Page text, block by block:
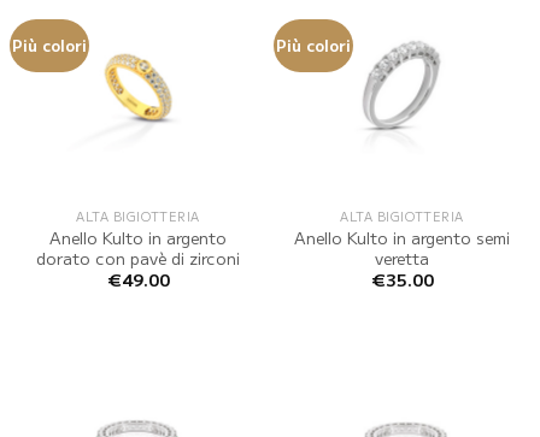
Più colori
ALTA BIGIOTTERIA
Anello Kulto in argento
dorato con pavè di zirconi
€49.00
Più colori
ALTA BIGIOTTERIA
Anello Kulto in argento semi
veretta
€35.00